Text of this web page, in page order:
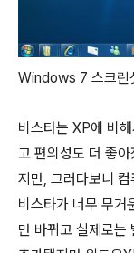
Windows 7 스크린
비스타는 XP에 비
고 편의성도 더 좋
지만, 그러다보니
비스타가 너무 무거
만 바뀌고 실제로는